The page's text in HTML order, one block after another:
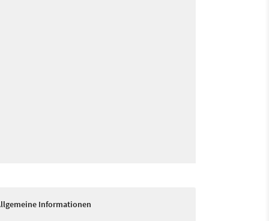
Informationen